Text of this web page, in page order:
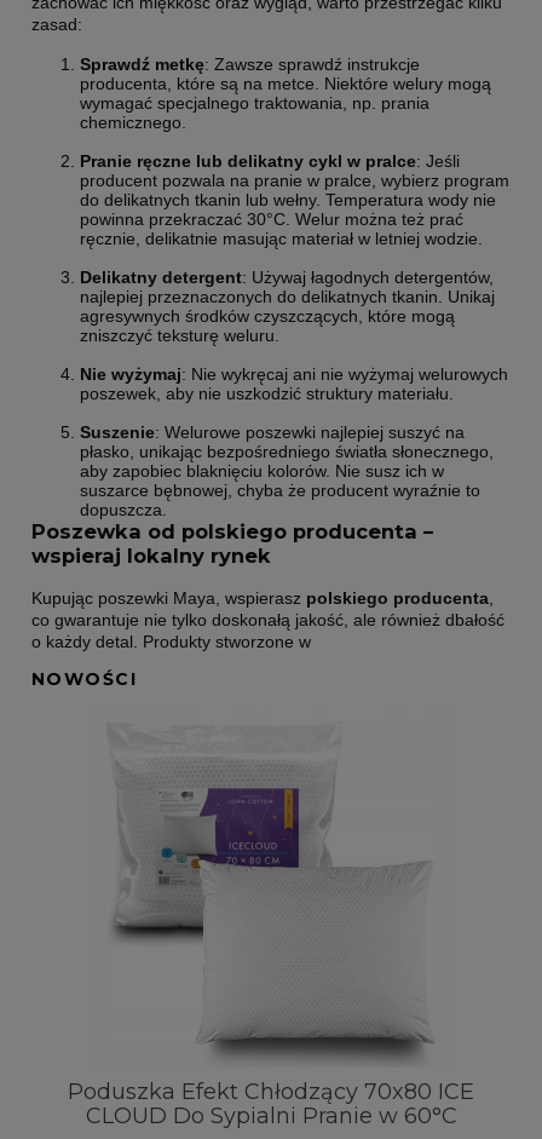
zasad:
Sprawdź metkę: Zawsze sprawdź instrukcje
producenta, które są na metce. Niektóre welury mogą
wymagać specjalnego traktowania, np. prania
chemicznego.
Pranie ręczne lub delikatny cykl w pralce: Jeśli
producent pozwala na pranie w pralce, wybierz program
do delikatnych tkanin lub wełny. Temperatura wody nie
powinna przekraczać 30°C. Welur można też prać
ręcznie, delikatnie masując materiał w letniej wodzie.
Delikatny detergent: Używaj łagodnych detergentów,
najlepiej przeznaczonych do delikatnych tkanin. Unikaj
agresywnych środków czyszczących, które mogą
zniszczyć teksturę weluru.
Nie wyżymaj: Nie wykręcaj ani nie wyżymaj welurowych
poszewek, aby nie uszkodzić struktury materiału.
Suszenie: Welurowe poszewki najlepiej suszyć na
płasko, unikając bezpośredniego światła słonecznego,
aby zapobiec blaknięciu kolorów. Nie susz ich w
suszarce bębnowej, chyba że producent wyraźnie to
dopuszcza.
Poszewka od polskiego producenta –
wspieraj lokalny rynek
Kupując poszewki Maya, wspierasz polskiego producenta,
co gwarantuje nie tylko doskonałą jakość, ale również dbałość
o każdy detal. Produkty stworzone w
NOWOŚCI
Poduszka Efekt Chłodzący 70x80 ICE
CLOUD Do Sypialni Pranie w 60°C